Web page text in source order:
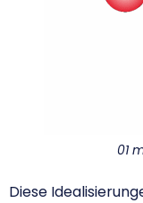
01
Diese